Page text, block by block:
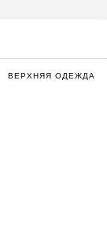
ВЕРХНЯЯ ОДЕЖДА